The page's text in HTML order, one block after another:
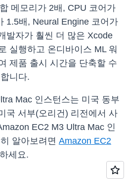
메모리가 2배, CPU 코어가
1.5배, Neural Engine 코어가
발자가 훨씬 더 많은 Xcode
실행하고 온디바이스 ML 워
제품 출시 시간을 단축할 수
니다.
Mac 인스턴스는 미국 동부
국 서부(오리건) 리전에서 사
EC2 M3 Ultra Mac 인
알아보려면 Amazon EC2
세요.